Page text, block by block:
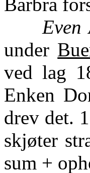
Barbra
Even
under
ved lag
Enken
drev det.
skjøter
sum +